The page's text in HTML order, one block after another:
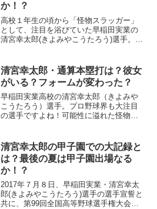
か！？
高校１年生の頃から「怪物スラッガー」
として、注目を浴びていた早稲田実業の
清宮幸太郎(きよみやこうたろう)選手。甲
の夢は「メジャーリーグで本塁打王」と
公言している清宮選手...
清宮幸太郎・通算本塁打は？彼女
がいる？フォームが変わった？
早稲田実業高校の清宮幸太郎（きよみや
こうたろう）選手。プロ野球界も大注目
の選手ですよね！可能性に溢れた怪物ス
るの？清宮幸太郎選手には、女優の広瀬
すずさん似の可愛い彼女...
清宮幸太郎の甲子園での大記録と
は？最後の夏は甲子園出場なる
か！？
2017年７月８日、早稲田実業・清宮幸太
郎(きよみやこうたろう)選手の選手宣誓と
共に、第99回全国高等野球選手権大会・